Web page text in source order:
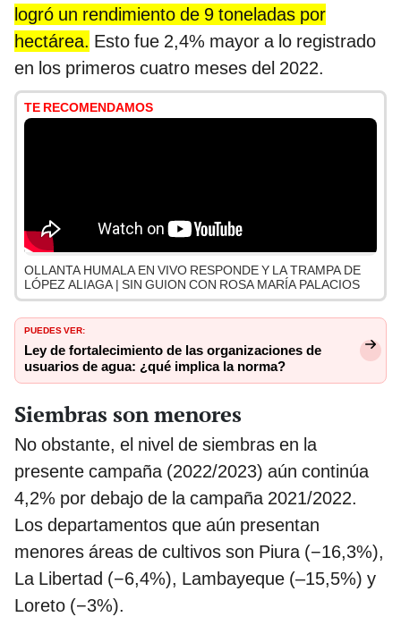
logró un rendimiento de 9 toneladas por
hectárea. Esto fue 2,4% mayor a lo registrado
en los primeros cuatro meses del 2022.
TE RECOMENDAMOS
OLLANTA HUMALA EN VIVO RESPONDE Y LA TRAMPA DE
LÓPEZ ALIAGA | SIN GUION CON ROSA MARÍA PALACIOS
PUEDES VER:
Ley de fortalecimiento de las organizaciones de
usuarios de agua: ¿qué implica la norma?
Siembras son menores
No obstante, el nivel de siembras en la
presente campaña (2022/2023) aún continúa
4,2% por debajo de la campaña 2021/2022.
Los departamentos que aún presentan
menores áreas de cultivos son Piura (−16,3%),
La Libertad (−6,4%), Lambayeque (–15,5%) y
Loreto (−3%).